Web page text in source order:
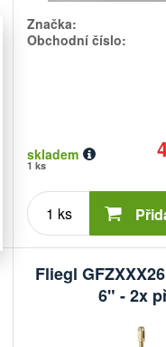
Značka:
Obchodní číslo:
skladem
1 ks
Počet
kusů
Fliegl
6" - 2x